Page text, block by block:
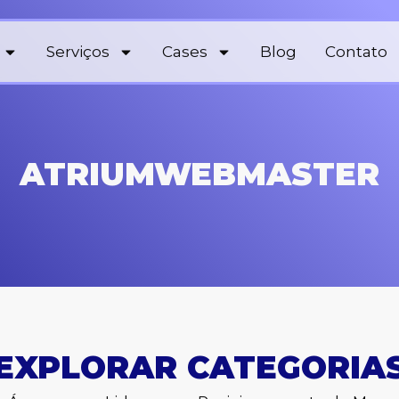
Serviços Cases Blog Contato
ATRIUMWEBMASTER